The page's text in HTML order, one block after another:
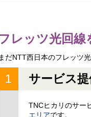
レッツ光回線
まだNTT西日本のフレッツ
サービス
TNCヒカリのサー
エリアです。